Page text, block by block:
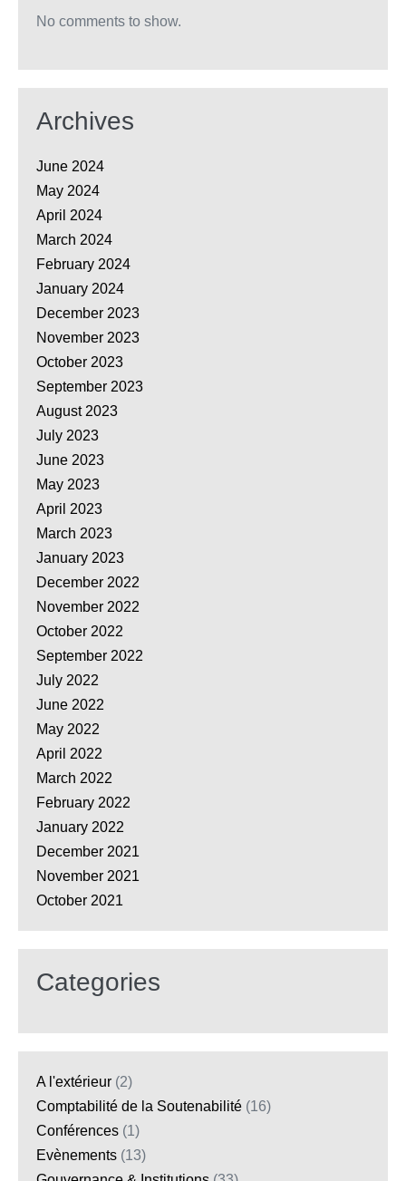
No comments to show.
Archives
June 2024
May 2024
April 2024
March 2024
February 2024
January 2024
December 2023
November 2023
October 2023
September 2023
August 2023
July 2023
June 2023
May 2023
April 2023
March 2023
January 2023
December 2022
November 2022
October 2022
September 2022
July 2022
June 2022
May 2022
April 2022
March 2022
February 2022
January 2022
December 2021
November 2021
October 2021
Categories
A l'extérieur (2)
Comptabilité de la Soutenabilité (16)
Conférences (1)
Evènements (13)